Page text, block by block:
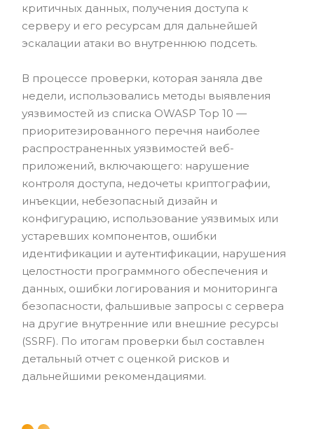
критичных данных, получения доступа к
серверу и его ресурсам для дальнейшей
эскалации атаки во внутреннюю подсеть.
В процессе проверки, которая заняла две
недели, использовались методы выявления
уязвимостей из списка OWASP Top 10 —
приоритезированного перечня наиболее
распространенных уязвимостей веб-
приложений, включающего: нарушение
контроля доступа, недочеты криптографии,
инъекции, небезопасный дизайн и
конфигурацию, использование уязвимых или
устаревших компонентов, ошибки
идентификации и аутентификации, нарушения
целостности программного обеспечения и
данных, ошибки логирования и мониторинга
безопасности, фальшивые запросы с сервера
на другие внутренние или внешние ресурсы
(SSRF). По итогам проверки был составлен
детальный отчет с оценкой рисков и
дальнейшими рекомендациями.